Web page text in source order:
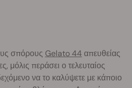
σπόρους Gelato 44 απευθείας
μόλις περάσει ο τελευταίος
να το καλύψετε με κάποιο